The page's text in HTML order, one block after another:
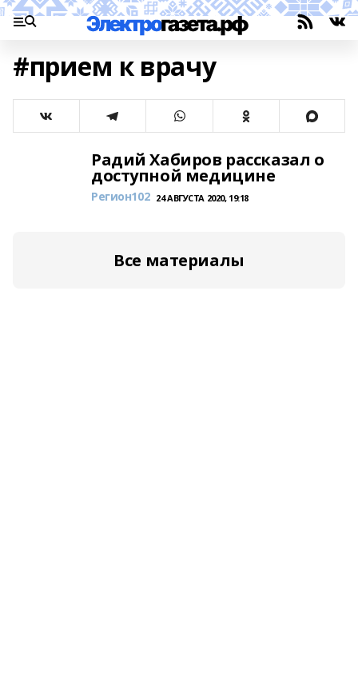
#прием к врачу
Радий Хабиров рассказал о
доступной медицине
Регион102 24 АВГУСТА 2020, 19:18
Все материалы